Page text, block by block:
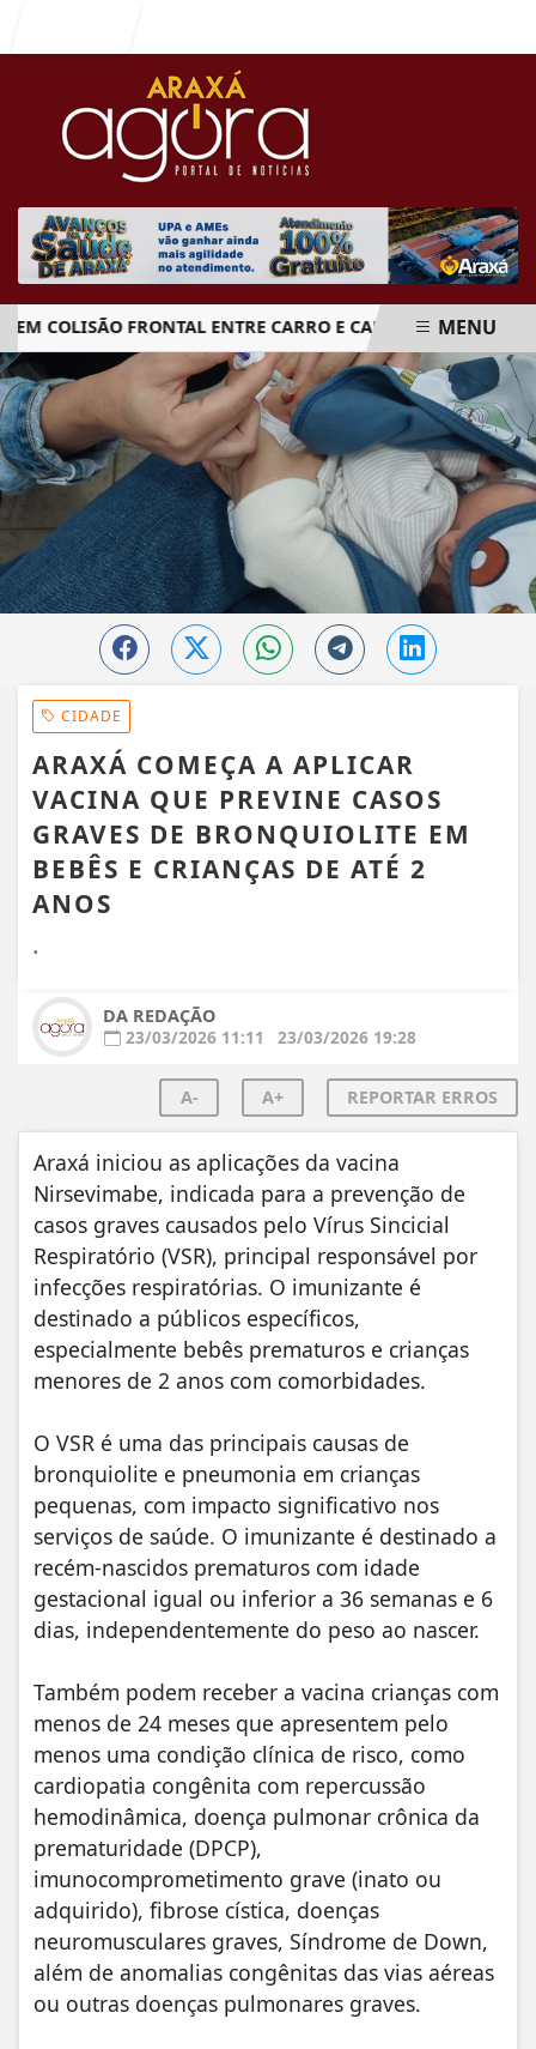
COLISÃO FRONTAL ENTRE CARRO E CAMINHÃO NA BR-262
EM ALTA
MENU
CIDADE
ARAXÁ COMEÇA A APLICAR
VACINA QUE PREVINE CASOS
GRAVES DE BRONQUIOLITE EM
BEBÊS E CRIANÇAS DE ATÉ 2
ANOS
.
DA REDAÇÃO
23/03/2026 11:11
23/03/2026 19:28
A- A+ REPORTAR ERROS
Araxá iniciou as aplicações da vacina
Nirsevimabe, indicada para a prevenção de
casos graves causados pelo Vírus Sincicial
Respiratório (VSR), principal responsável por
infecções respiratórias. O imunizante é
destinado a públicos específicos,
especialmente bebês prematuros e crianças
menores de 2 anos com comorbidades.
O VSR é uma das principais causas de
bronquiolite e pneumonia em crianças
pequenas, com impacto significativo nos
serviços de saúde. O imunizante é destinado a
recém-nascidos prematuros com idade
gestacional igual ou inferior a 36 semanas e 6
dias, independentemente do peso ao nascer.
Também podem receber a vacina crianças com
menos de 24 meses que apresentem pelo
menos uma condição clínica de risco, como
cardiopatia congênita com repercussão
hemodinâmica, doença pulmonar crônica da
prematuridade (DPCP),
imunocomprometimento grave (inato ou
adquirido), fibrose cística, doenças
neuromusculares graves, Síndrome de Down,
além de anomalias congênitas das vias aéreas
ou outras doenças pulmonares graves.